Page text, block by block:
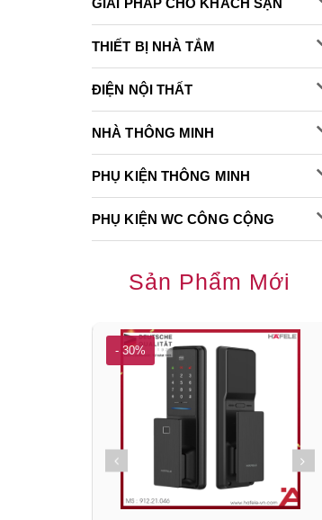
GIẢI PHÁP CHO KHÁCH SẠN
THIẾT BỊ NHÀ TẮM
ĐIỆN NỘI THẤT
NHÀ THÔNG MINH
PHỤ KIỆN THÔNG MINH
PHỤ KIỆN WC CÔNG CỘNG
Sản Phẩm Mới
- 30%